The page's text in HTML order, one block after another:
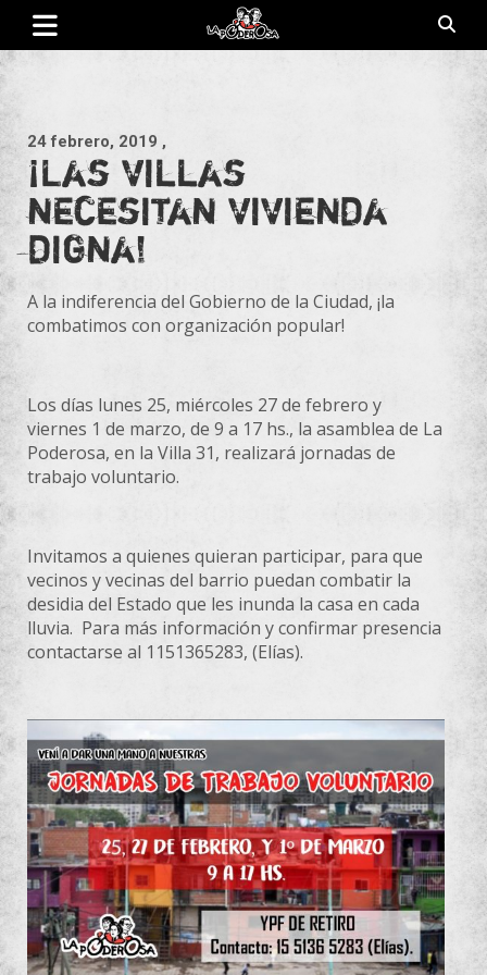
Saltar
contenido
24 febrero, 2019 ,
¡Las villas
necesitan vivienda
digna!
A la indiferencia del Gobierno de la Ciudad, ¡la
combatimos con organización popular!
Los días lunes 25, miércoles 27 de febrero y
viernes 1 de marzo, de 9 a 17 hs., la asamblea de La
Poderosa, en la Villa 31, realizará jornadas de
trabajo voluntario.
Invitamos a quienes quieran participar, para que
vecinos y vecinas del barrio puedan combatir la
desidia del Estado que les inunda la casa en cada
lluvia. Para más información y confirmar presencia
contactarse al 1151365283, (Elías).